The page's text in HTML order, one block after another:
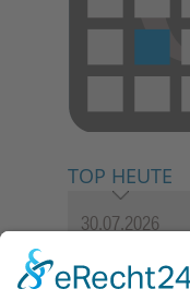
TOP HEUTE
30.07.2026
23.07.2026